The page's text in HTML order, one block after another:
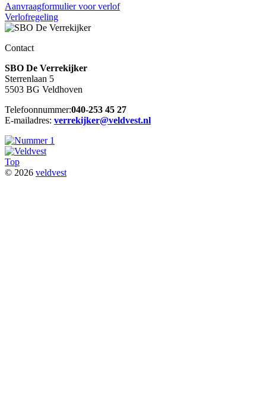
Aanvraagformulier voor verlof
Verlofregeling
Contact
SBO De Verrekijker
Sterrenlaan 5
5503 BG Veldhoven
Telefoonnummer:040-253 45 27
E-mailadres: verrekijker@veldvest.nl
Top
© 2026 veldvest